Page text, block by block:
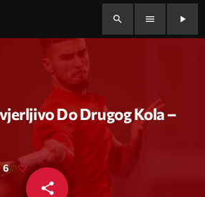
search menu play_arrow
Do Drugog Kola –
6
share
email